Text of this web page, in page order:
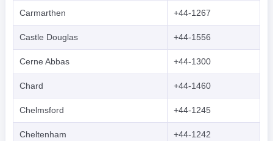
Carmarthen +44-1267
Castle Douglas +44-1556
Cerne Abbas +44-1300
Chard +44-1460
Chelmsford +44-1245
Cheltenham +44-1242